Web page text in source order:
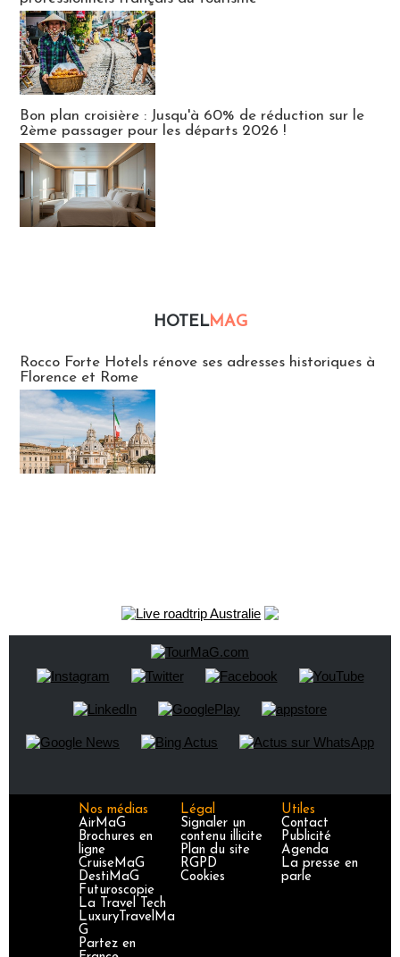
Bon plan croisière : Jusqu'à 60% de réduction sur le
2ème passager pour les départs 2026 !
HOTELMAG
Rocco Forte Hotels rénove ses adresses historiques à
Florence et Rome
Nos médias
AirMaG
Brochures en
ligne
CruiseMaG
DestiMaG
Futuroscopie
La Travel Tech
LuxuryTravelMa
G
Partez en
Légal
Signaler un
contenu illicite
Plan du site
RGPD
Cookies
Utiles
Contact
Publicité
Agenda
La presse en
parle